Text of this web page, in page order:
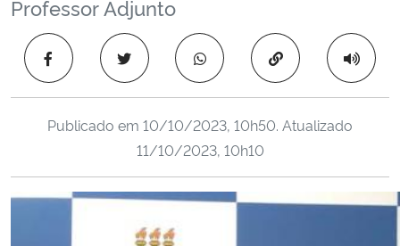
Ministério da Agricultura, Pecuária e Abastecimento
Ministério da Educação
Ministério da Cidadania
Ministério de Minas e Energia
Ministério da Ciência, Tecnologia, Inovações e Comunicações
Professor Adjunto
Copiar para área
Publicado em 10/10/2023, 10h50. Atualizado
11/10/2023, 10h10